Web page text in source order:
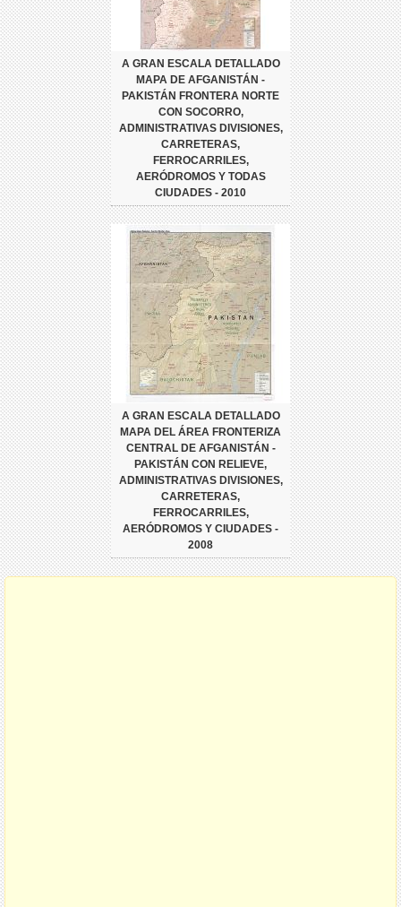
A GRAN ESCALA DETALLADO
MAPA DE AFGANISTÁN -
PAKISTÁN FRONTERA NORTE
CON SOCORRO,
ADMINISTRATIVAS DIVISIONES,
CARRETERAS,
FERROCARRILES,
AERÓDROMOS Y TODAS
CIUDADES - 2010
A GRAN ESCALA DETALLADO
MAPA DEL ÁREA FRONTERIZA
CENTRAL DE AFGANISTÁN -
PAKISTÁN CON RELIEVE,
ADMINISTRATIVAS DIVISIONES,
CARRETERAS,
FERROCARRILES,
AERÓDROMOS Y CIUDADES -
2008